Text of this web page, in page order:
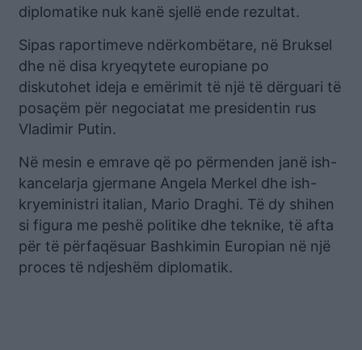
diplomatike nuk kanë sjellë ende rezultat.
Sipas raportimeve ndërkombëtare, në Bruksel
dhe në disa kryeqytete europiane po
diskutohet ideja e emërimit të një të dërguari të
posaçëm për negociatat me presidentin rus
Vladimir Putin.
Në mesin e emrave që po përmenden janë ish-
kancelarja gjermane Angela Merkel dhe ish-
kryeministri italian, Mario Draghi. Të dy shihen
si figura me peshë politike dhe teknike, të afta
për të përfaqësuar Bashkimin Europian në një
proces të ndjeshëm diplomatik.